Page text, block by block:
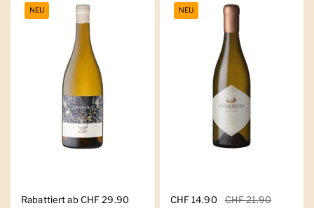
Regulärer Preis
Rabattiert ab CHF 29.90
NEU
Regulärer Preis
CHF 14.90 Sale-Preis
CHF 21.90
NEU